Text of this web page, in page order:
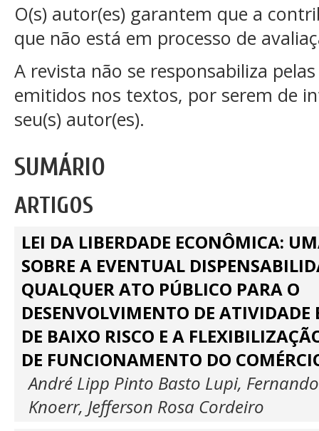
O(s) autor(es) garantem que a
que não está em processo de
A revista não se responsabiliza
emitidos nos textos, por serem de
seu(s) autor(es).
SUMÁRIO
ARTIGOS
LEI DA LIBERDADE ECONÔMICA:
SOBRE A EVENTUAL
QUALQUER ATO PÚBLICO PARA O
DESENVOLVIMENTO DE ATIVIDADE
DE BAIXO RISCO E A
DE FUNCIONAMENTO DO
André Lipp Pinto Basto Lupi,
Knoerr, Jefferson Rosa Cordeiro